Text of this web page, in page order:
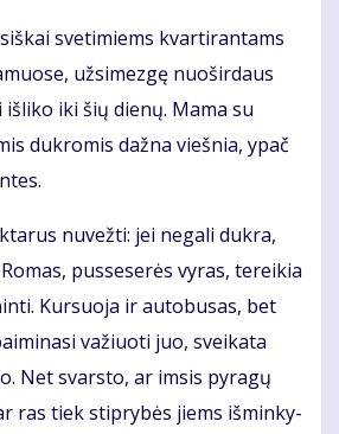
sve­ti­miems kvar­ti­ran­tams
už­si­mez­gę nuo­šir­daus
iki šių die­nų. Ma­ma su
duk­ro­mis daž­na vieš­nia, ypač
nu­vež­ti: jei ne­ga­li duk­ra,
pus­se­se­rės vy­ras, te­rei­kia
Kur­suo­ja ir au­to­bu­sas, bet
va­žiuo­ti juo, svei­ka­ta
Net svars­to, ar im­sis py­ra­gų
ras tiek stip­ry­bės jiems iš­min­ky­